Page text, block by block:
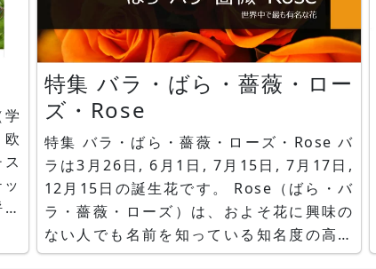
咲
特集 バラ・ばら・薔薇・ロー
ズ・Rose
特集 バラ・ばら・薔薇・ローズ・Rose バ
ラは3月26日, 6月1日, 7月15日, 7月17日,
12月15日の誕生花です。 Rose（ばら・バ
ラ・薔薇・ローズ）は、およそ花に興味の
ない人でも名前を知っている知名度の高い
植物です。花の豪華さ、芳香、花色の多